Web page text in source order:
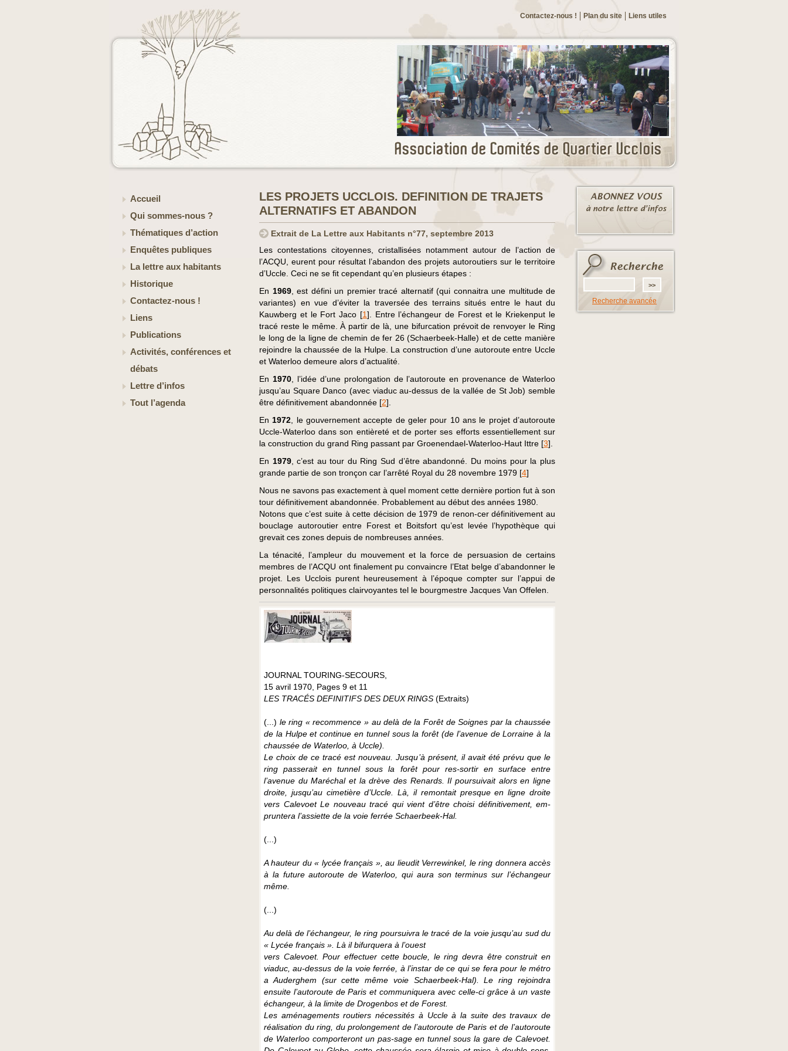
Liens utiles
Plan du site
Contactez-nous !
Accueil
Qui sommes-nous ?
Thématiques d’action
Enquêtes publiques
La lettre aux habitants
Historique
Contactez-nous !
Liens
Publications
Activités, conférences et
débats
Lettre d’infos
Tout l’agenda
LES PROJETS UCCLOIS. DEFINITION DE TRAJETS
ALTERNATIFS ET ABANDON
Extrait de La Lettre aux Habitants n°77, septembre 2013
Les contestations citoyennes, cristallisées notamment autour de l’action de
l’ACQU, eurent pour résultat l’abandon des projets autoroutiers sur le territoire
d’Uccle. Ceci ne se fit cependant qu’en plusieurs étapes :
En 1969, est défini un premier tracé alternatif (qui connaitra une multitude de
variantes) en vue d’éviter la traversée des terrains situés entre le haut du
Kauwberg et le Fort Jaco [1] . Entre l’échangeur de Forest et le Kriekenput le
tracé reste le même. À partir de là, une bifurcation prévoit de renvoyer le Ring
le long de la ligne de chemin de fer 26 (Schaerbeek-Halle) et de cette manière
rejoindre la chaussée de la Hulpe. La construction d’une autoroute entre Uccle
et Waterloo demeure alors d’actualité.
En 1970, l’idée d’une prolongation de l’autoroute en provenance de Waterloo
jusqu’au Square Danco (avec viaduc au-dessus de la vallée de St Job) semble
être définitivement abandonnée [2]
En 1972 , le gouvernement accepte de geler pour 10 ans le projet d’autoroute
Uccle-Waterloo dans son entièreté et de porter ses efforts essentiellement sur
la construction du grand Ring passant par Groenendael-Waterloo-Haut Ittre [3]
En 1979, c’est au tour du Ring Sud d’être abandonné. Du moins pour la plus
grande partie de son tronçon car l’arrêté Royal du 28 novembre 1979 [4]
Nous ne savons pas exactement à quel moment cette dernière portion fut à son
tour définitivement abandonnée. Probablement au début des années 1980.
Notons que c’est suite à cette décision de 1979 de renon-cer définitivement au
bouclage autoroutier entre Forest et Boitsfort qu’est levée l’hypothèque qui
grevait ces zones depuis de nombreuses années.
La ténacité, l’ampleur du mouvement et la force de persuasion de certains
membres de l’ACQU ont finalement pu convaincre l’Etat belge d’abandonner le
projet. Les Ucclois purent heureusement à l’époque compter sur l’appui de
personnalités politiques clairvoyantes tel le bourgmestre Jacques Van Offelen.
JOURNAL TOURING-SECOURS,
15 avril 1970, Pages 9 et 11
LES TRACÉS DEFINITIFS DES DEUX RINGS (Extraits)
(...) le ring « recommence » au delà de la Forêt de Soignes par la chaussée
de la Hulpe et continue en tunnel sous la forêt (de l’avenue de Lorraine à la
chaussée de Waterloo, à Uccle).
Le choix de ce tracé est nouveau. Jusqu’à présent, il avait été prévu que le
ring passerait en tunnel sous la forêt pour res-sortir en surface entre
l’avenue du Maréchal et la drève des Renards. Il poursuivait alors en ligne
droite, jusqu’au cimetière d’Uccle. Là, il remontait presque en ligne droite
vers Calevoet Le nouveau tracé qui vient d’être choisi définitivement, em-
pruntera l’assiette de la voie ferrée Schaerbeek-Hal.
(...)
A hauteur du « lycée français », au lieudit Verrewinkel, le ring donnera accès
à la future autoroute de Waterloo, qui aura son terminus sur l’échangeur
même.
(...)
Au delà de l’échangeur, le ring poursuivra le tracé de la voie jusqu’au sud du
« Lycée français ». Là il bifurquera à l’ouest
vers Calevoet. Pour effectuer cette boucle, le ring devra être construit en
viaduc, au-dessus de la voie ferrée, à l’instar de ce qui se fera pour le métro
a Auderghem (sur cette même voie Schaerbeek-Hal). Le ring rejoindra
ensuite l’autoroute de Paris et communiquera avec celle-ci grâce à un vaste
échangeur, à la limite de Drogenbos et de Forest.
Les aménagements routiers nécessités à Uccle à la suite des travaux de
réalisation du ring, du prolongement de l’autoroute de Paris et de l’autoroute
de Waterloo comporteront un pas-sage en tunnel sous la gare de Calevoet.
Recherche avancée